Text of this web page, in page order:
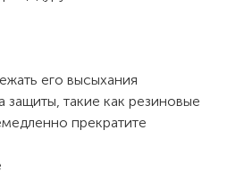
его высыхания
такие как резиновые
прекратите